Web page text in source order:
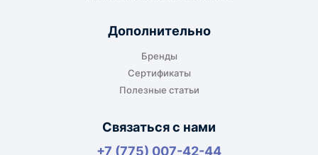
габаритов груза.
Для крупногабаритных, тяжёлых или
Дополнительно
Бренды
Сертификаты
Полезные статьи
Связаться с нами
+7 (775) 007-42-44